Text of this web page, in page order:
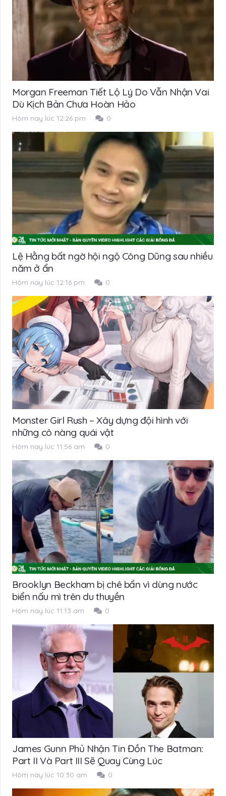
Morgan Freeman Tiết Lộ Lý Do Vẫn Nhận Vai
Dù Kịch Bản Chưa Hoàn Hảo
Hôm nay lúc 12:26 pm 0
Lệ Hằng bất ngờ hội ngộ Công Dũng sau nhiều
năm ở ẩn
Hôm nay lúc 12:16 pm 0
Monster Girl Rush – Xây dựng đội hình với
những cô nàng quái vật
Hôm nay lúc 11:56 am 0
Brooklyn Beckham bị chê bẩn vì dùng nước
biển nấu mì trên du thuyền
Hôm nay lúc 11:13 am 0
James Gunn Phủ Nhận Tin Đồn The Batman:
Part II Và Part III Sẽ Quay Cùng Lúc
Hôm nay lúc 10:30 am 0